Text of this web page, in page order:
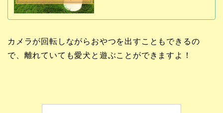
カメラが回転しながらおやつを出すこともできるの
で、離れていても愛犬と遊ぶことができますよ！